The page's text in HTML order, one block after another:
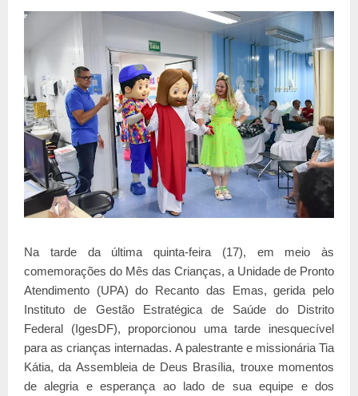
Na tarde da última quinta-feira (17), em meio às
comemorações do Mês das Crianças, a Unidade de Pronto
Atendimento (UPA) do Recanto das Emas, gerida pelo
Instituto de Gestão Estratégica de Saúde do Distrito
Federal (IgesDF), proporcionou uma tarde inesquecível
para as crianças internadas. A palestrante e missionária Tia
Kátia, da Assembleia de Deus Brasília, trouxe momentos
de alegria e esperança ao lado de sua equipe e dos